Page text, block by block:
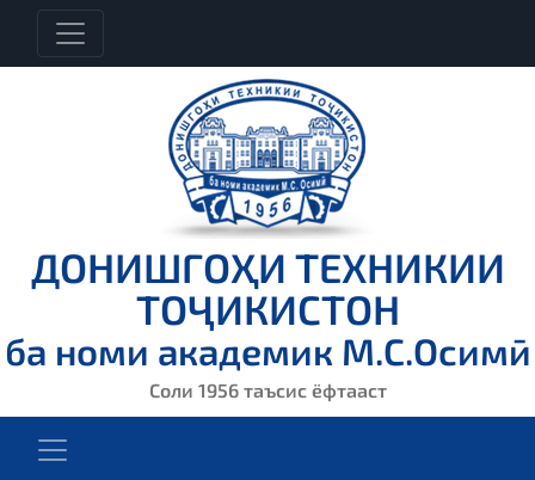
ДОНИШГОҲИ ТЕХНИКИИ
ТОҶИКИСТОН
ба номи академик М.С.Осимӣ
Соли 1956 таъсис ёфтааст